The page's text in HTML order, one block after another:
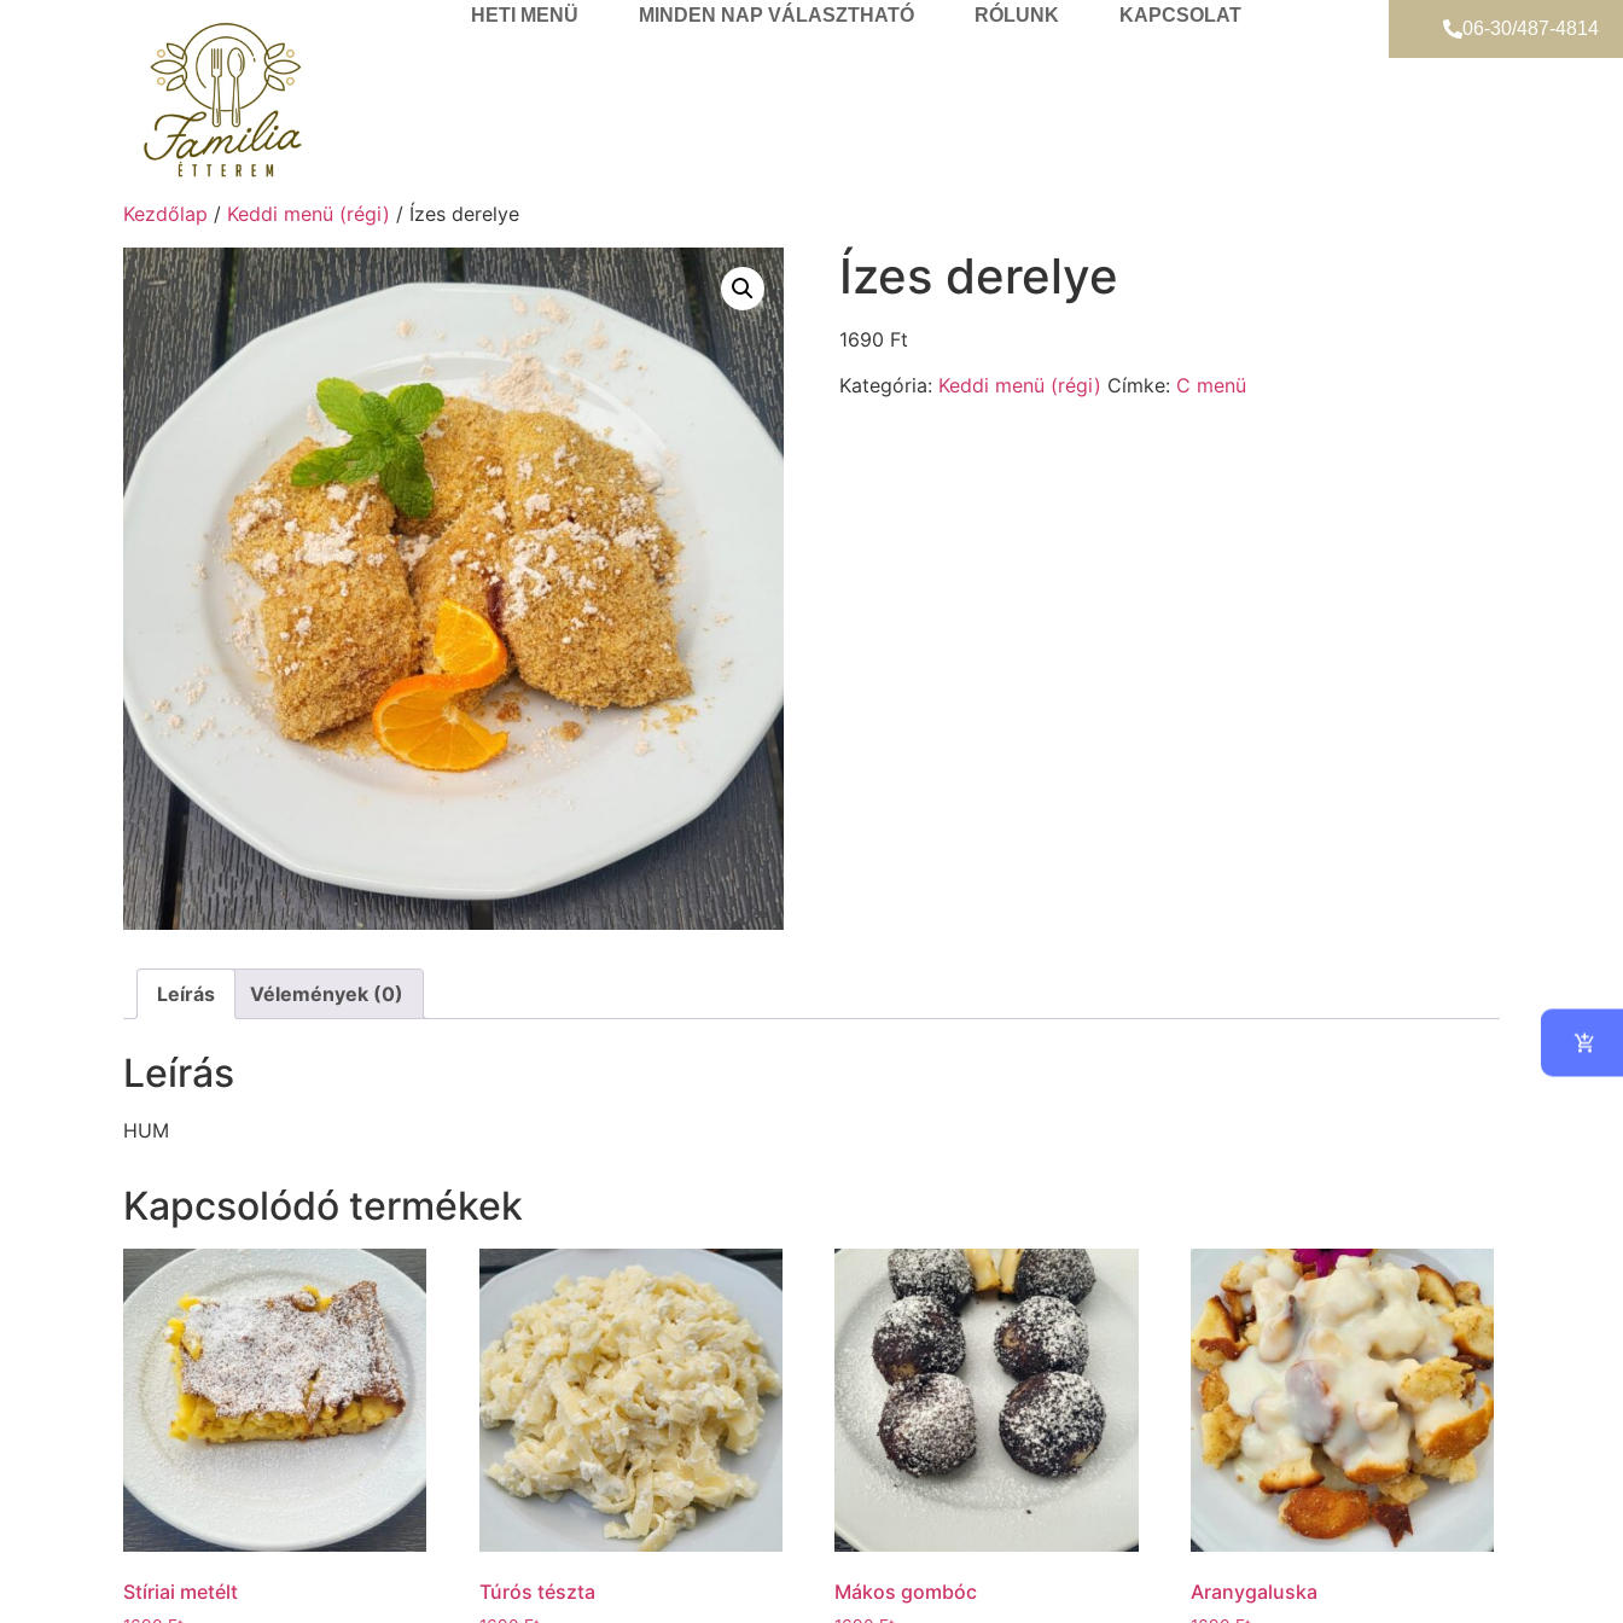
HETI MENÜ MINDEN NAP VÁLASZTHATÓ RÓLUNK KAPCSOLAT
06-30/487-4814
Kezdőlap / Keddi menü (régi) / Ízes derelye
Ízes derelye
1690 Ft
Kategória: Keddi menü (régi) Címke: C menü
Leírás Vélemények (0)
Leírás
HUM
Kapcsolódó termékek
Stíriai metélt Túrós tészta Mákos gombóc Aranygaluska